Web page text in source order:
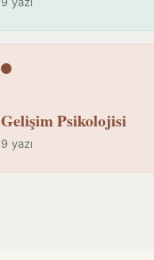
Gelişim Psikolojisi
9 yazı